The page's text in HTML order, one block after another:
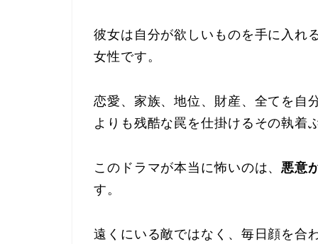
彼女は自分が欲しいものを手に入れ
女性です。
恋愛、家族、地位、財産、全てを自
よりも残酷な罠を仕掛けるその執着
このドラマが本当に怖いのは、 悪意
す。
遠くにいる敵ではなく、毎日顔を合